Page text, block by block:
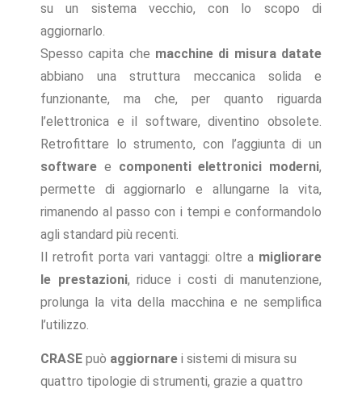
su un sistema vecchio, con lo scopo di
aggiornarlo.
Spesso capita che macchine di misura datate
abbiano una struttura meccanica solida e
funzionante, ma che, per quanto riguarda
l’elettronica e il software, diventino obsolete.
Retrofittare lo strumento, con l’aggiunta di un
software e componenti elettronici moderni,
permette di aggiornarlo e allungarne la vita,
rimanendo al passo con i tempi e conformandolo
agli standard più recenti.
Il retrofit porta vari vantaggi: oltre a migliorare
le prestazioni, riduce i costi di manutenzione,
prolunga la vita della macchina e ne semplifica
l’utilizzo.
CRASE può aggiornare i sistemi di misura su
quattro tipologie di strumenti, grazie a quattro